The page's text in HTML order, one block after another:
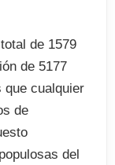
de 1579
de 5177
que cualquier
de
del